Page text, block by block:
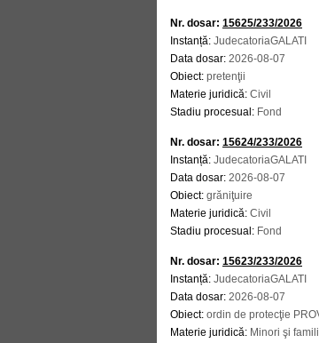
Nr. dosar: 15625/233/2026
Instanță: JudecatoriaGALATI
Data dosar: 2026-08-07
Obiect: pretenţii
Materie juridică: Civil
Stadiu procesual: Fond
Nr. dosar: 15624/233/2026
Instanță: JudecatoriaGALATI
Data dosar: 2026-08-07
Obiect: grăniţuire
Materie juridică: Civil
Stadiu procesual: Fond
Nr. dosar: 15623/233/2026
Instanță: JudecatoriaGALATI
Data dosar: 2026-08-07
Obiect: ordin de protecţie
Materie juridică: Minori şi